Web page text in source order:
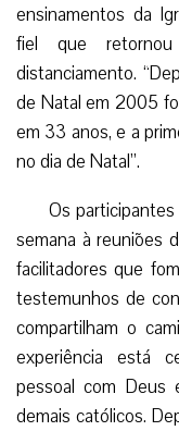
ensinamentos da
fiel que
distanciamento.
de Natal em 2005
em 33 anos, e a
no dia de Natal”.
Os
semana à reuniões
facilitadores que
testemunhos de
compartilham o
experiência está
pessoal com Deus
demais católicos.